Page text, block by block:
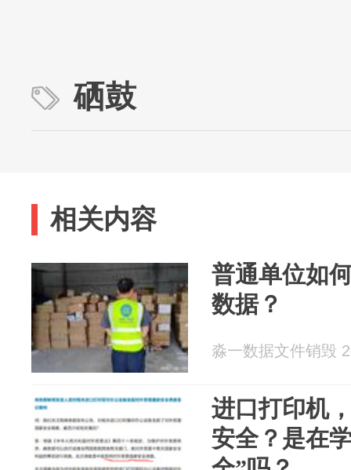
硒鼓
相关内容
普通单位如
数据？
淼一数据文件销毁
进口打印机
安全？是在